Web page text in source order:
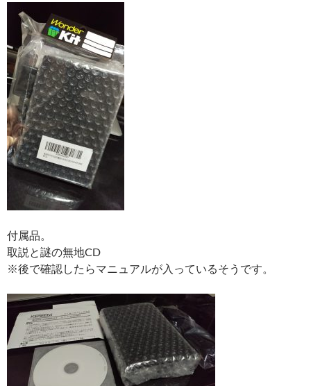
付属品。
取説と謎の無地CD
※後で確認したらマニュアルが入っているそうです。